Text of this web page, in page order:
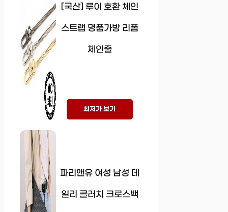
[국산] 루이 호환 체인
스트랩 명품가방 리폼
체인줄
최저가 보기
파리앤유 여성 남성 데
일리 클러치 크로스백